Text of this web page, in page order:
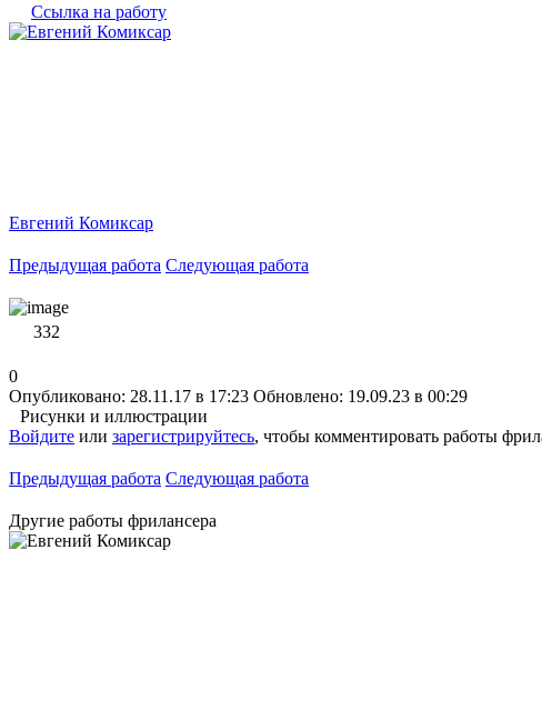
Ссылка на работу
Евгений Комиксар
Предыдущая работа Следующая работа
332
0
Опубликовано: 28.11.17 в 17:23 Обновлено: 19.09.23 в 00:29
Рисунки и иллюстрации
Войдите или зарегистрируйтесь, чтобы комментировать работы
Предыдущая работа Следующая работа
Другие работы фрилансера